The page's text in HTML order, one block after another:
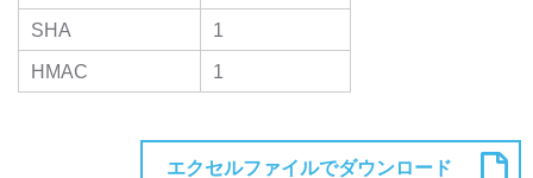
SHA
1
HMAC
1